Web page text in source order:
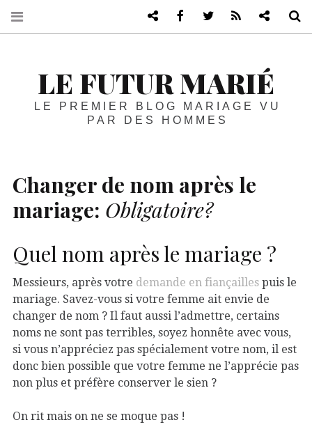
LE FUTUR MARIÉ
LE PREMIER BLOG MARIAGE VU
PAR DES HOMMES
Changer de nom après le
mariage: Obligatoire?
Quel nom après le mariage ?
Messieurs, après votre demande en fiançailles puis le
mariage. Savez-vous si votre femme ait envie de
changer de nom ? Il faut aussi l’admettre, certains
noms ne sont pas terribles, soyez honnête avec vous,
si vous n’appréciez pas spécialement votre nom, il est
donc bien possible que votre femme ne l’apprécie pas
non plus et préfère conserver le sien ?
On rit mais on ne se moque pas !
Blog de mariage vu par les
FacebookTwitter RSS Blog